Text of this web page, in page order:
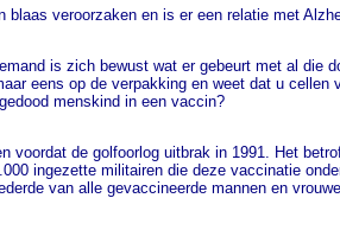
veroorzaken en is er een relatie met
is zich bewust wat er gebeurt met al die
eens op de verpakking en weet dat u
menskind in een vaccin?
voordat de golfoorlog uitbrak in 1991. Het
ingezette militairen die deze vaccinatie
van alle gevaccineerde mannen en